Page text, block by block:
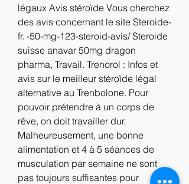
légaux Avis stéroïde Vous cherchez
des avis concernant le site Steroide-
fr. -50-mg-123-steroid-avis/ Steroide
suisse anavar 50mg dragon
pharma, Travail. Trenorol : Infos et
avis sur le meilleur stéroïde légal
alternative au Trenbolone. Pour
pouvoir prétendre à un corps de
rêve, on doit travailler dur.
Malheureusement, une bonne
alimentation et 4 à 5 séances de
musculation par semaine ne sont
pas toujours suffisantes pour